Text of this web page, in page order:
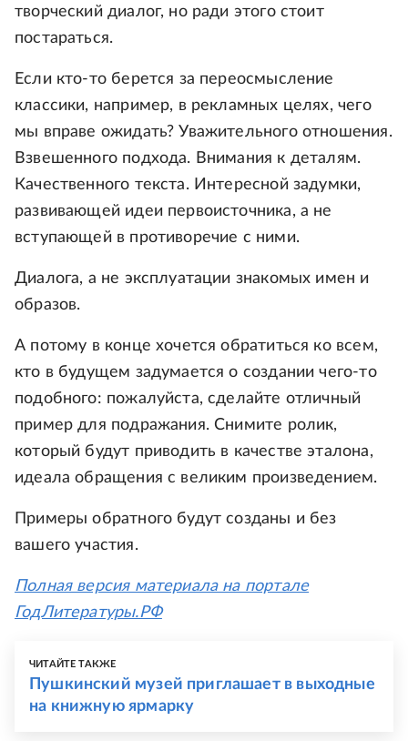
творческий диалог, но ради этого стоит
постараться.
Если кто-то берется за переосмысление
классики, например, в рекламных целях, чего
мы вправе ожидать? Уважительного отношения.
Взвешенного подхода. Внимания к деталям.
Качественного текста. Интересной задумки,
развивающей идеи первоисточника, а не
вступающей в противоречие с ними.
Диалога, а не эксплуатации знакомых имен и
образов.
А потому в конце хочется обратиться ко всем,
кто в будущем задумается о создании чего-то
подобного: пожалуйста, сделайте отличный
пример для подражания. Снимите ролик,
который будут приводить в качестве эталона,
идеала обращения с великим произведением.
Примеры обратного будут созданы и без
вашего участия.
Полная версия материала на портале
ГодЛитературы.РФ
ЧИТАЙТЕ ТАКЖЕ
Пушкинский музей приглашает в выходные
на книжную ярмарку